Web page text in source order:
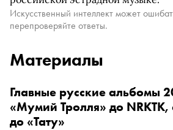
Искусственный интеллект может
перепроверяйте ответы.
Материалы
Главные русские альбомы
«Мумий Тролля» до
до «Тату»